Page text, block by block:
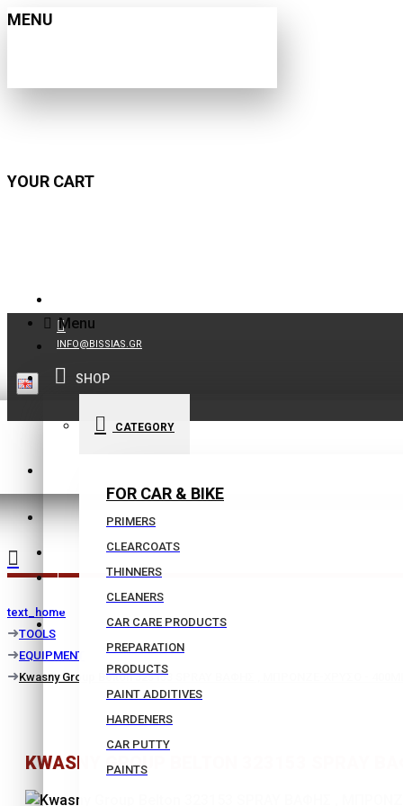
MENU
YOUR CART
INFO@BISSIAS.GR
|
COMPARE
Menu
SHOP
CATEGORY
FOR CAR & BIKE
PRIMERS
CLEARCOATS
THINNERS
CLEANERS
CAR CARE PRODUCTS
PREPARATION
PRODUCTS
PAINT ADDITIVES
HARDENERS
CAR PUTTY
PAINTS
INFO@BISSIAS.GR
text_home
TOOLS
EQUIPMENT
Kwasny Group Belton 323153 SPRAY ΒΑΦΗΣ , ΜΠΡΟΝΖΕ-ΧΡΥΣΟ - 400ML
KWASNY GROUP BELTON 323153